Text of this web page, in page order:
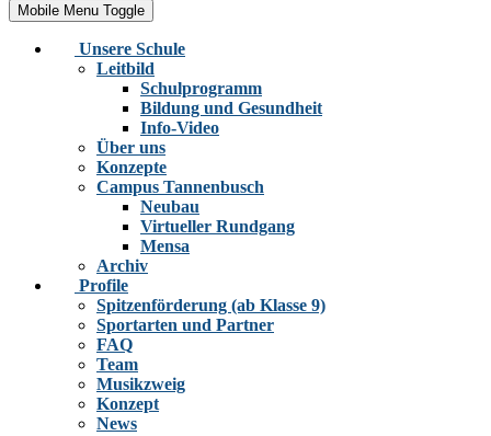
Mobile Menu Toggle
Unsere Schule
Leitbild
Schulprogramm
Bildung und Gesundheit
Info-Video
Über uns
Konzepte
Campus Tannenbusch
Neubau
Virtueller Rundgang
Mensa
Archiv
Profile
Spitzenförderung (ab Klasse 9)
Sportarten und Partner
FAQ
Team
Musikzweig
Konzept
News